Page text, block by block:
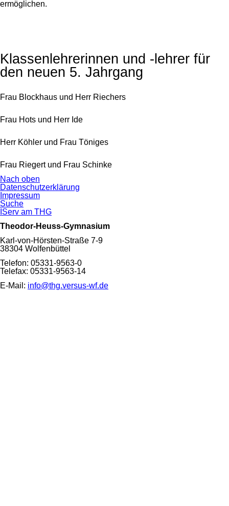
ermöglichen.
Klassenlehrerinnen und -lehrer für
den neuen 5. Jahrgang
Frau Blockhaus und Herr Riechers
Frau Hots und Herr Ide
Herr Köhler und Frau Töniges
Frau Riegert und Frau Schinke
Nach oben
Navigation
überspringen
Datenschutzerklärung
Impressum
Suche
IServ am THG
Theodor-Heuss-Gymnasium
Karl-von-Hörsten-Straße 7-9
38304 Wolfenbüttel
Telefon: 05331-9563-0
Telefax: 05331-9563-14
E-Mail: info@thg.versus-wf.de